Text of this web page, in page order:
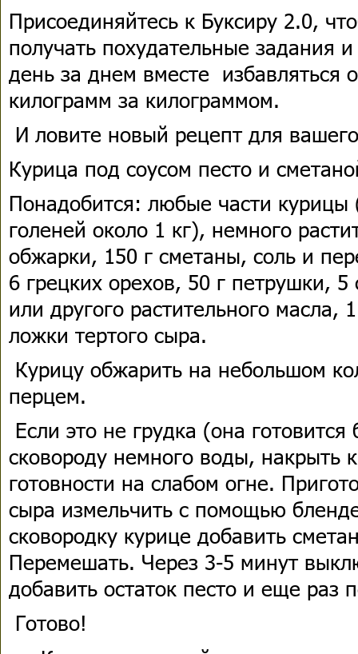
Присоединяйтесь к Буксиру 2.0,
получать похудательные задания
день за днем вместе избавляться
килограмм за килограммом.
И ловите новый рецепт для
Курица под соусом песто и
Понадобится: любые части курицы
голеней около 1 кг), немного
обжарки, 150 г сметаны, соль и
6 грецких орехов, 50 г петрушки,
или другого растительного масла,
ложки тертого сыра.
Курицу обжарить на небольшом
перцем.
Если это не грудка (она
сковороду немного воды, накрыть
готовности на слабом огне.
сыра измельчить с помощью
сковородку курице добавить
Перемешать. Через 3-5 минут
добавить остаток песто и еще раз
Готово!